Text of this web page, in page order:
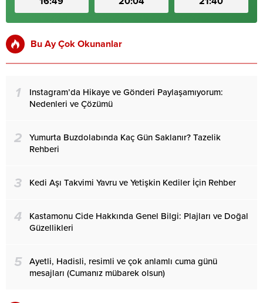
Bu Ay Çok Okunanlar
1
Instagram’da Hikaye ve Gönderi Paylaşamıyorum:
Nedenleri ve Çözümü
2
Yumurta Buzdolabında Kaç Gün Saklanır? Tazelik
Rehberi
3 Kedi Aşı Takvimi Yavru ve Yetişkin Kediler İçin Rehber
4
Kastamonu Cide Hakkında Genel Bilgi: Plajları ve Doğal
Güzellikleri
5
Ayetli, Hadisli, resimli ve çok anlamlı cuma günü
mesajları (Cumanız mübarek olsun)